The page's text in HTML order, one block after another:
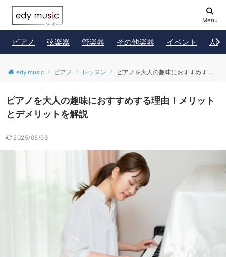
Menu
ピアノ 弦楽器 管楽器 その他楽器 イベント 人物
edy music ピアノ レッスン ピアノを大人の趣味におすすめする理由！メリットとデメリットを解説
ピアノを大人の趣味におすすめする理由！メリット
とデメリットを解説
2025/05/03